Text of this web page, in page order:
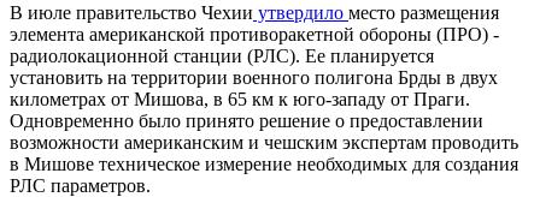
В июле правительство Чехии утвердило место размещения
элемента американской противоракетной обороны (ПРО) -
радиолокационной станции (РЛС). Ее планируется
установить на территории военного полигона Брды в двух
километрах от Мишова, в 65 км к юго-западу от Праги.
Одновременно было принято решение о предоставлении
возможности американским и чешским экспертам проводить
в Мишове техническое измерение необходимых для создания
РЛС параметров.